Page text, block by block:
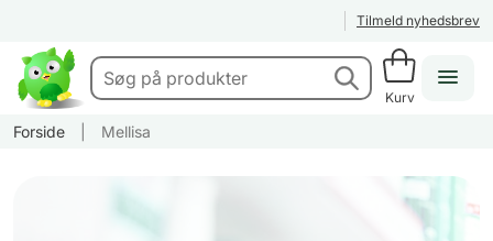
Tilmeld nyhedsbrev
Kurv
Forside Mellisa